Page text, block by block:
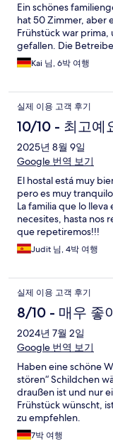
Ein schönes
hat 50 Zimmer, aber
Frühstück war
gefallen. Die
Kai 님, 6박 여행
실제 이용 고객 후기
10/10 - 최고예
2025년 8월 9일
Google 번역 보기
El hostal está muy
pero es muy
La familia que lo
necesites, hasta nos
que repetiremos!!!
Judit 님, 4박 여행
실제 이용 고객 후기
8/10 - 매우 좋
2024년 7월 2일
Google 번역 보기
Haben eine schöne
stören“ Schildchen
draußen ist und nur
Frühstück wünscht,
zu empfehlen.
7박 여행